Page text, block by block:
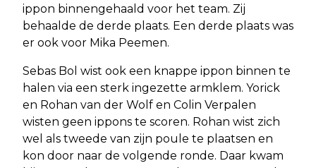
ippon binnengehaald voor het team. Zij
behaalde de derde plaats. Een derde plaats was
er ook voor Mika Peemen.
Sebas Bol wist ook een knappe ippon binnen te
halen via een sterk ingezette armklem. Yorick
en Rohan van der Wolf en Colin Verpalen
wisten geen ippons te scoren. Rohan wist zich
wel als tweede van zijn poule te plaatsen en
kon door naar de volgende ronde. Daar kwam